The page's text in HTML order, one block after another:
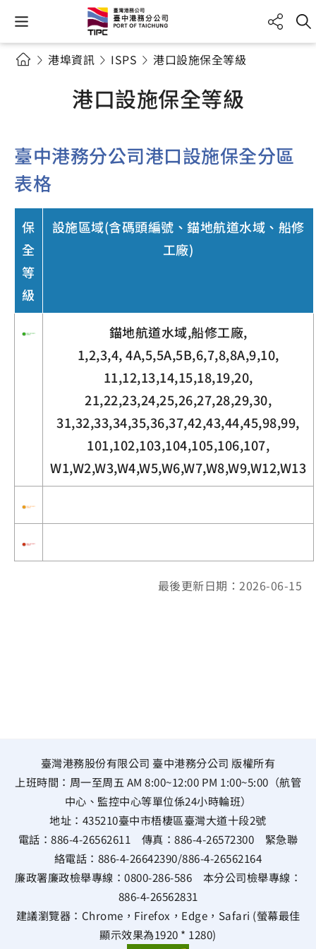
港埠資訊 ISPS 港口設施保全等級
港口設施保全等級
臺中港務分公司港口設施保全分區
表格
保
全
等
級
設施區域(含碼頭編號、錨地航道水域、船修
工廠)
錨地航道水域,船修工廠,
1,2,3,4, 4A,5,5A,5B,6,7,8,8A,9,10,
11,12,13,14,15,18,19,20,
21,22,23,24,25,26,27,28,29,30,
31,32,33,34,35,36,37,42,43,44,45,98,99,
101,102,103,104,105,106,107,
W1,W2,W3,W4,W5,W6,W7,W8,W9,W12,W13
最後更新日期：2026-06-15
臺灣港務股份有限公司 臺中港務分公司 版權所有
上班時間：周一至周五 AM 8:00~12:00 PM 1:00~5:00（航管
中心、監控中心等單位係24小時輪班）
地址： 435210臺中市梧棲區臺灣大道十段2號
電話：886-4-26562611 傳真：886-4-26572300 緊急聯
絡電話： 886-4-26642390/886-4-26562164
廉政署廉政檢舉專線： 0800-286-586 本分公司檢舉專線：
886-4-26562831
建議瀏覽器：Chrome，Firefox，Edge，Safari (螢幕最佳
顯示效果為1920 * 1280)